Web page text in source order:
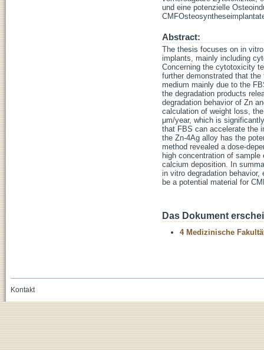
und eine potenzielle
Abstract:
The thesis focuses on in
implants, mainly including
Concerning the cytotoxicity
further demonstrated that
medium mainly due to the
the degradation products
degradation behavior of Zn
calculation of weight loss,
μm/year, which is
that FBS can accelerate the
the Zn-4Ag alloy has the
method revealed a dose-
high concentration of
calcium deposition. In
in vitro degradation
be a potential material for
Das Dokument
4 Medizinische
Kontakt